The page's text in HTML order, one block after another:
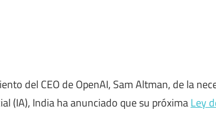
del CEO de OpenAI, Sam Altman, de la
(IA), India ha anunciado que su próximaLey